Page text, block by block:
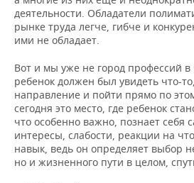
деятельности. Обладатели
рынке труда легче, гибче и
ими не обладает.
Вот и мы уже не город профессий в
ребенок должен был увидеть что-
направление и пойти прямо по
сегодня это место, где ребенок
что особенно важно, познает себя
интересы, слабости, реакции на
навык, ведь он определяет выбор
но и жизненного пути в целом,